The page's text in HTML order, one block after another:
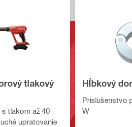
tlakový
tlakom až 40
upratovanie
Hĺbkový
Príslušenstvo
W